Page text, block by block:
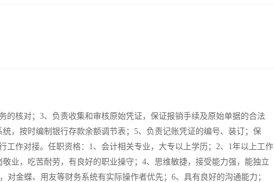
的核对；3、负责收集和审核原始凭证，保证报销手续及原始单据的合法
，按时编制银行存款余额调节表；5、负责记账凭证的编号、装订；保
作对接。任职资格：1、会计相关专业，大专以上学历；2、1年以上工作
业，吃苦耐劳，有良好的职业操守；4、思维敏捷，接受能力强，能独立
金蝶、用友等财务系统有实际操作者优先；6、具有良好的沟通能力；